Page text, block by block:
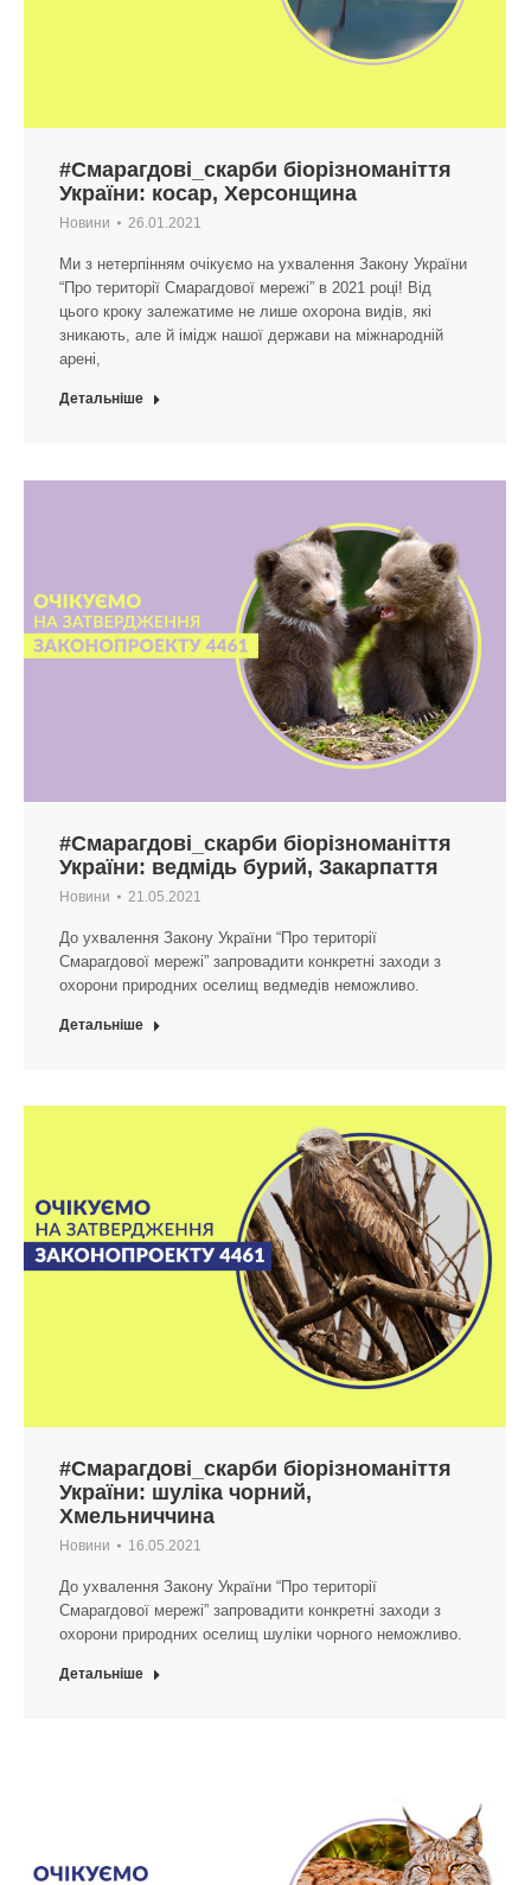
#Смарагдові_скарби біорізноманіття
України: косар, Херсонщина
Новини 26.01.2021
Ми з нетерпінням очікуємо на ухвалення Закону України
“Про території Смарагдової мережі” в 2021 році! Від
цього кроку залежатиме не лише охорона видів, які
зникають, але й імідж нашої держави на міжнародній
арені,
Детальніше
#Смарагдові_скарби біорізноманіття
України: ведмідь бурий, Закарпаття
Новини 21.05.2021
До ухвалення Закону України “Про території
Смарагдової мережі” запровадити конкретні заходи з
охорони природних оселищ ведмедів неможливо.
Детальніше
#Смарагдові_скарби біорізноманіття
України: шуліка чорний,
Хмельниччина
Новини 16.05.2021
До ухвалення Закону України “Про території
Смарагдової мережі” запровадити конкретні заходи з
охорони природних оселищ шуліки чорного неможливо.
Детальніше